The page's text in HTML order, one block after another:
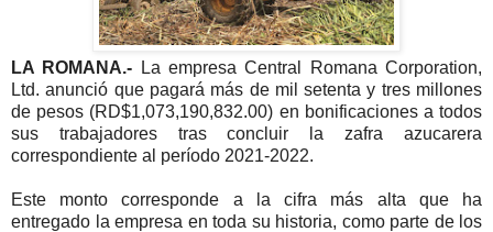
LA ROMANA.-
La empresa Central Romana Corporation,
Ltd. anunció que pagará más de mil setenta y tres millones
de pesos (RD$1,073,190,832.00) en bonificaciones a todos
sus trabajadores tras concluir la zafra azucarera
correspondiente al período 2021-2022.
Este monto corresponde a la cifra más alta que ha
entregado la empresa en toda su historia, como parte de los